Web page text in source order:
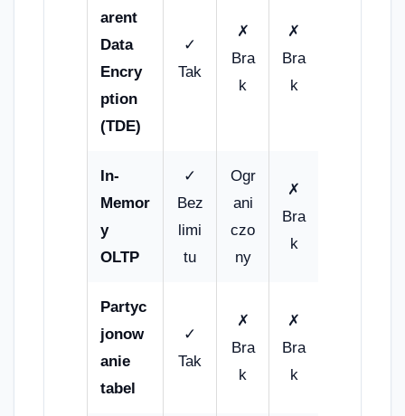
arent
Data
Encry
ption
(TDE)
✓
Tak
✗
Bra
k
✗
Bra
k
In-
Memor
y
OLTP
✓
Bez
limi
tu
Ogr
ani
czo
ny
✗
Bra
k
Partyc
jonow
anie
tabel
✓
Tak
✗
Bra
k
✗
Bra
k